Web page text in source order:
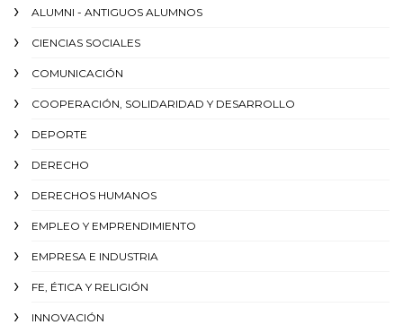
ALUMNI - ANTIGUOS ALUMNOS
CIENCIAS SOCIALES
COMUNICACIÓN
COOPERACIÓN, SOLIDARIDAD Y DESARROLLO
DEPORTE
DERECHO
DERECHOS HUMANOS
EMPLEO Y EMPRENDIMIENTO
EMPRESA E INDUSTRIA
FE, ÉTICA Y RELIGIÓN
INNOVACIÓN